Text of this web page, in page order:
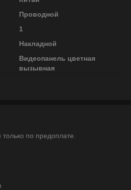
Проводной
1
Накладной
Видеопанель цветная
вызывная
по предоплате.